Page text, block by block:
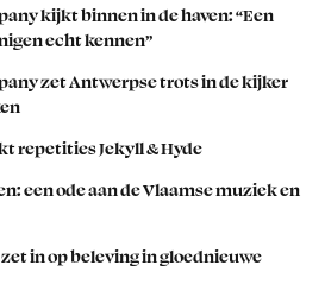
kijkt binnen in de haven: “Een
echt kennen”
zet Antwerpse trots in de kijker
repetities Jekyll & Hyde
een ode aan de Vlaamse muziek en
in op beleving in gloednieuwe